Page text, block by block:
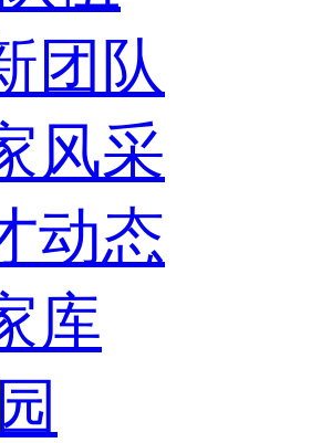
团队
风采
动态
库